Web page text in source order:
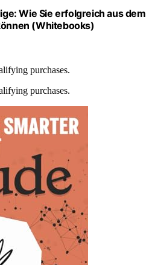
Wie Sie erfolgreich aus dem
(Whitebooks)
purchases.
purchases.